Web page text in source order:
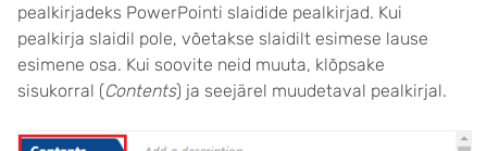
pealkirjadeks PowerPointi slaidide pealkirjad. Kui
pealkirja slaidil pole, võetakse slaidilt esimese lause
esimene osa. Kui soovite neid muuta, klõpsake
sisukorral (Contents) ja seejärel muudetaval pealkirjal.